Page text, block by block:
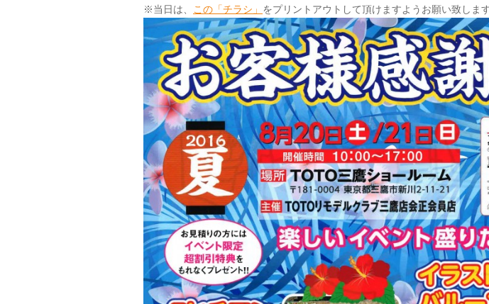
※当日は、 この「チラシ」 をプリントアウトして頂けますようお願い致します